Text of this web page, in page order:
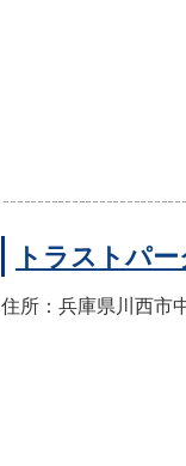
トラストパ
住所：兵庫県川西市